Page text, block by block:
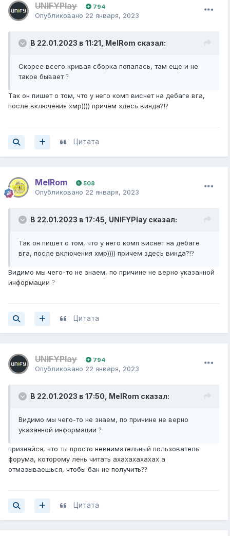
UNIFYPlay 794
Опубликовано 22 января, 2023
В 22.01.2023 в 11:21, MelRom сказал:
Скорее всего кривая сборка попалась, там еще и не
такое бывает ?
Так он пишет о том, что у него комп виснет на дебаге вга,
после включения хмр)))) причем здесь винда?!?
Цитата
MelRom 508
Опубликовано 22 января, 2023
В 22.01.2023 в 17:45, UNIFYPlay сказал:
Так он пишет о том, что у него комп виснет на дебаге
вга, после включения хмр)))) причем здесь винда?!?
Видимо мы чего-то не знаем, по причине не верно указанной
информации ?
Цитата
UNIFYPlay 794
Опубликовано 22 января, 2023
В 22.01.2023 в 17:50, MelRom сказал:
Видимо мы чего-то не знаем, по причине не верно
указанной информации ?
признайся, что ты просто невнимательный пользователь
форума, которому лень читать ахахахахахах а
отмазываешься, чтобы бан не получить??
Цитата